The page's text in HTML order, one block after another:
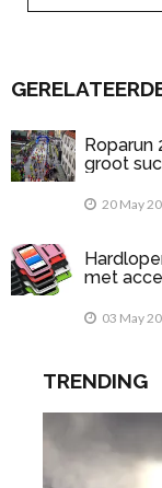
Roparun
groot
20 May
met
03 May
TRENDING